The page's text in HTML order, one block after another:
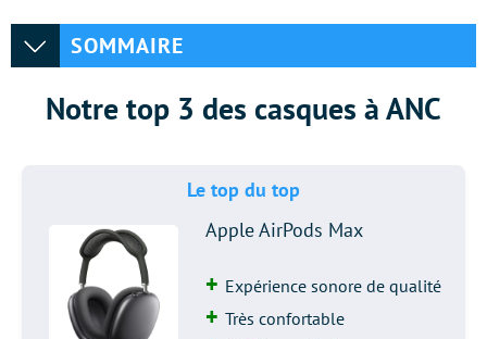
SOMMAIRE
Notre top 3 des casques à ANC
Le top du top
Apple AirPods Max
Expérience sonore de qualité
Très confortable